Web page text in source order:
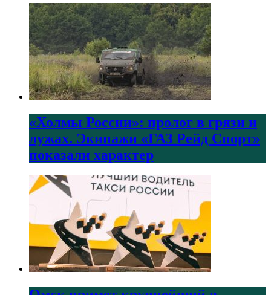
«Холмы России»: пролог в грязи и
лужах. Экипажи «ГАЗ Рейд Спорт»
показали характер